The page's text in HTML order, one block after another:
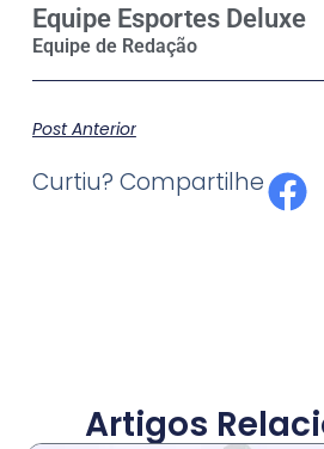
Equipe Esportes Deluxe
Post Anterior
Curtiu? Compartilhe
Artigos